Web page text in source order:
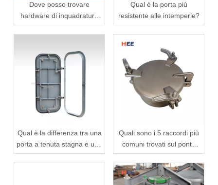
Dove posso trovare
hardware di inquadratura
del mazzo?
Qual è la porta più
resistente alle intemperie?
Qual è la differenza tra una
porta a tenuta stagna e una
porta per la tenuta?
Quali sono i 5 raccordi più
comuni trovati sul ponte
meteorologico?